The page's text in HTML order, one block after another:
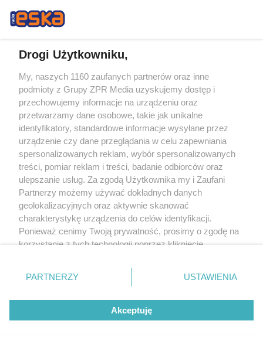
TENIS ZIEMNY
Turniej WTA w Toronto.
Katarzyna Piter szybko
kończy grę w deblu
ŚMIERĆ BRAMKARZA
Drogi Użytkowniku,
My, naszych 1160 zaufanych partnerów oraz inne
podmioty z Grupy ZPR Media uzyskujemy dostęp i
przechowujemy informacje na urządzeniu oraz
przetwarzamy dane osobowe, takie jak unikalne
identyfikatory, standardowe informacje wysyłane przez
urządzenie czy dane przeglądania w celu zapewniania
spersonalizowanych reklam, wybór spersonalizowanych
treści, pomiar reklam i treści, badanie odbiorców oraz
ulepszanie usług. Za zgodą Użytkownika my i Zaufani
Partnerzy możemy używać dokładnych danych
geolokalizacyjnych oraz aktywnie skanować
charakterystykę urządzenia do celów identyfikacji.
Ponieważ cenimy Twoją prywatność, prosimy o zgodę na
korzystanie z tych technologii poprzez kliknięcie
zmienić/wycofać klikając przycisk ustawień prywatności
znajdujący się w lewym dolnym rogu strony
rodzaje przetwarzania danych nie wymagają zgody
użytkownika, ale masz prawo sprzeciwić się takiemu
przetwarzaniu. Preferencje będą miały zastosowanie tylko
PARTNERZY USTAWIENIA
Akceptuję